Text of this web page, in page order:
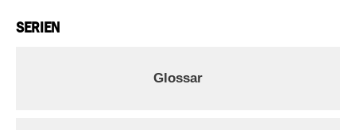
SERIEN
Glossar